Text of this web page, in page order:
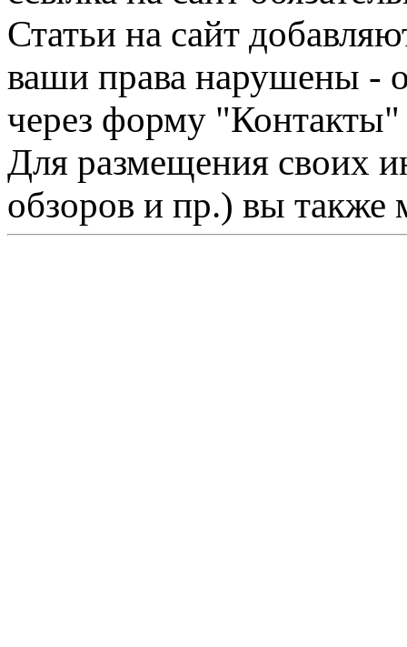
Статьи на сайт
ваши права нарушены -
через форму "Контакты"
Для размещения своих
обзоров и пр.) вы также